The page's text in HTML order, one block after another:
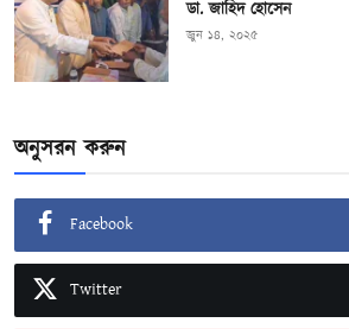
ডা. জাহিদ হোসেন
জুন ১৪, ২০২৫
অনুসরন করুন
Facebook
Twitter